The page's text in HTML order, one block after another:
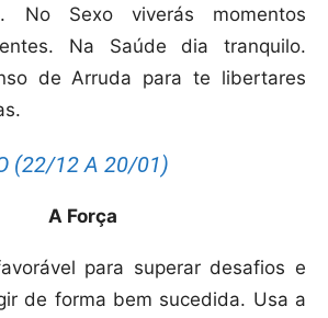
No Sexo viverás momentos
Na Saúde dia tranquilo.
de Arruda para te libertares
(22/12 A 20/01)
A Força
para superar desafios e
de forma bem sucedida. Usa a